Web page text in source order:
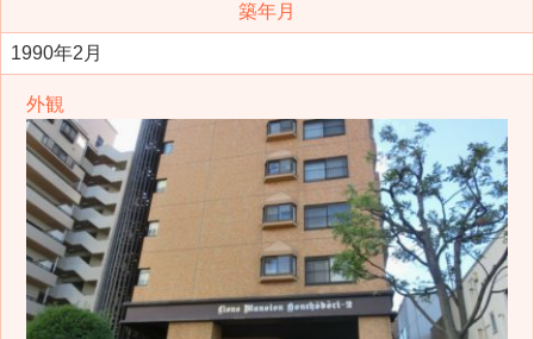
築年月
1990年2月
外観